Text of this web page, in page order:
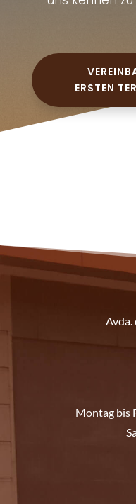
ERSTEN
Montag bis